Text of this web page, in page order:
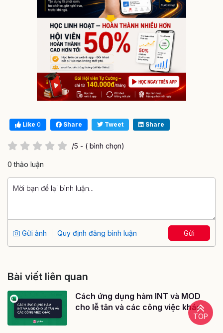
Like 0 Share Tweet Share
/5 - ( bình chọn)
0 thảo luận
Gửi ảnh Quy định đăng bình luận Gửi
Bài viết liên quan
Cách ứng dụng hàm INT và MOD
cho lễ tân và các công việc khác
TOP